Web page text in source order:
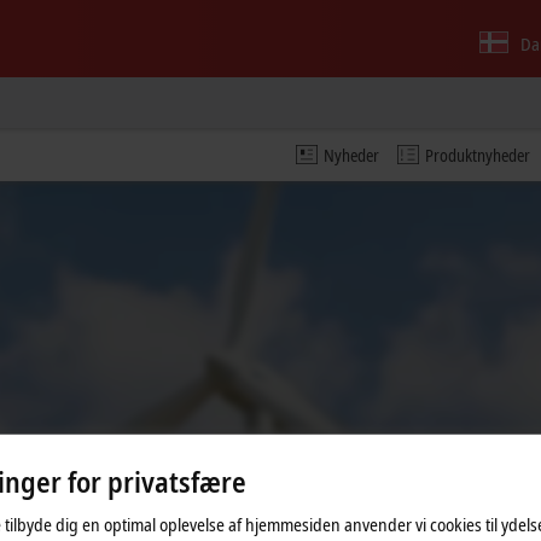
Nyheder Produktnyheder
og tilpasser indstillingen for privatsfære, hvorved
for privatsfære
tilbyde dig en optimal oplevelse af hjemmesiden anvender vi cookies til